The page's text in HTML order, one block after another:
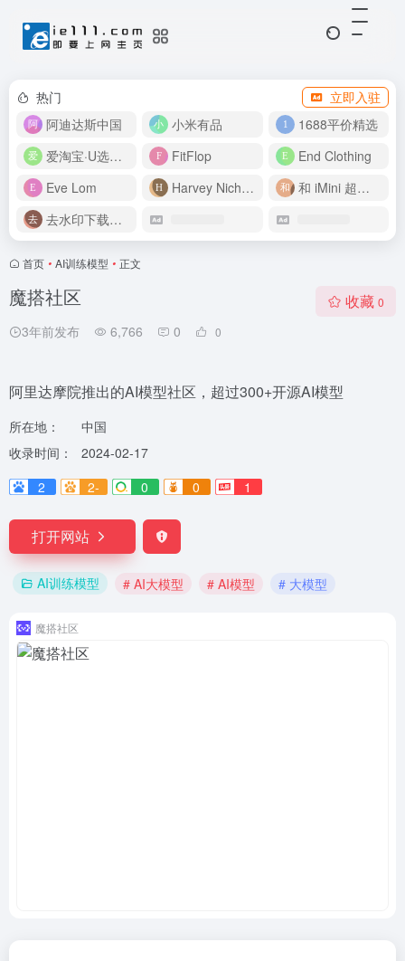
热门
立即入驻
阿迪达斯中国
小米有品
1688平价精选
爱淘宝·U选好价
FitFlop
End Clothing
Eve Lom
Harvey Nichols
和 iMini 超级智能体一起构建伟大作品
去水印下载视频
首页 • AI训练模型 • 正文
魔搭社区
3年前发布 6,766 0 0
收藏 0
阿里达摩院推出的AI模型社区，超过300+开源AI模型
所在地：
中国
收录时间：
2024-02-17
2
2- 0 0 1
打开网站
AI训练模型 # AI大模型 # AI模型 # 大模型
魔搭社区